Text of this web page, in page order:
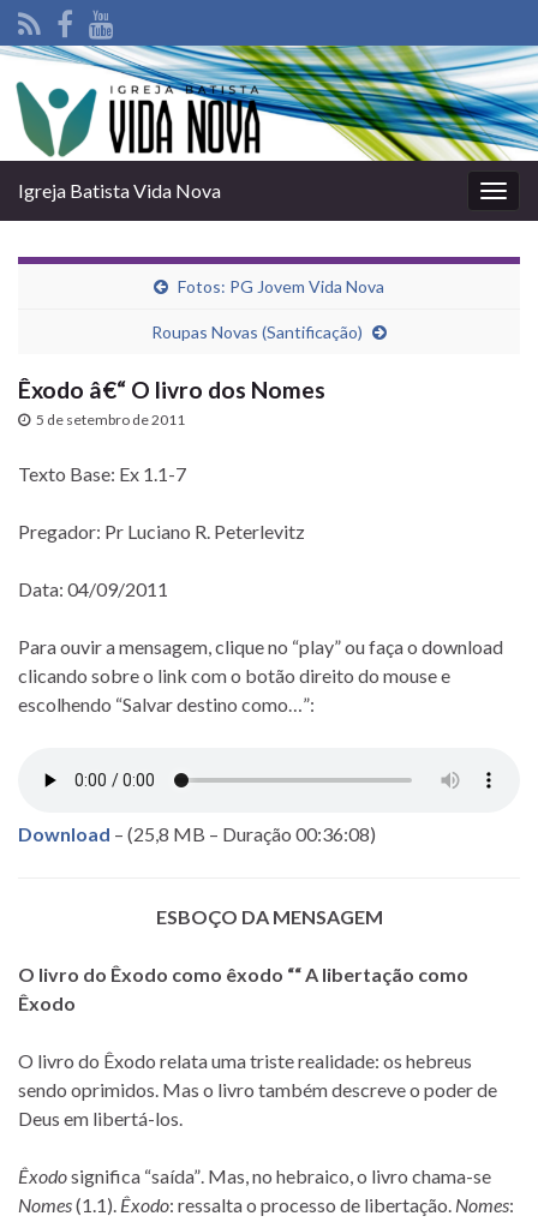
Igreja Batista Vida Nova
Fotos: PG Jovem Vida Nova
Roupas Novas (Santificação)
Êxodo â€“ O livro dos Nomes
5 de setembro de 2011
Texto Base: Ex 1.1-7
Pregador: Pr Luciano R. Peterlevitz
Data: 04/09/2011
Para ouvir a mensagem, clique no “play” ou faça o download
clicando sobre o link com o botão direito do mouse e
escolhendo “Salvar destino como…”:
Download – (25,8 MB – Duração 00:36:08)
ESBOÇO DA MENSAGEM
O livro do Êxodo como êxodo ““ A libertação como
Êxodo
O livro do Êxodo relata uma triste realidade: os hebreus
sendo oprimidos. Mas o livro também descreve o poder de
Deus em libertá-los.
Êxodosignifica “saí­da”. Mas, no hebraico, o livro chama-se
Nomes(1.1). Êxodo: ressalta o processo de libertação. Nomes: